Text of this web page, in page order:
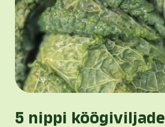
5 nippi köögiviljade